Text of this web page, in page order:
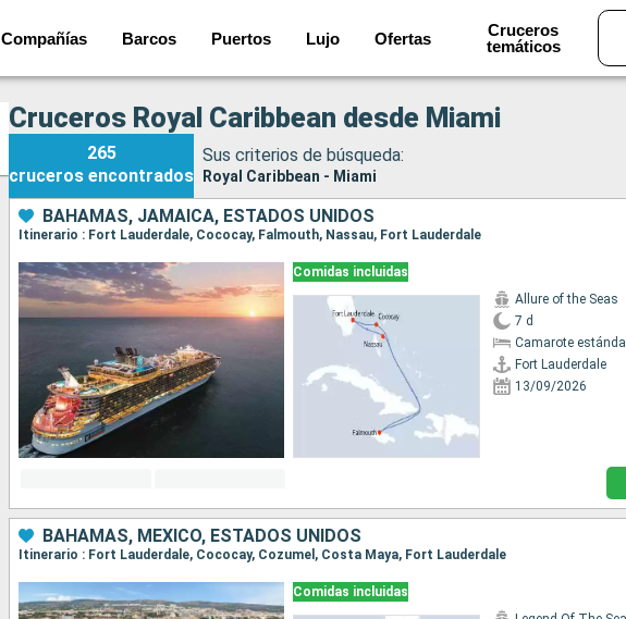
Compañías Barcos Puertos Lujo Ofertas
Cruceros
temáticos
Cruceros Royal Caribbean desde Miami
265
cruceros encontrados
Sus criterios de búsqueda:
Royal Caribbean - Miami
BAHAMAS, JAMAICA, ESTADOS UNIDOS
Itinerario : Fort Lauderdale, Cococay, Falmouth, Nassau, Fort Lauderdale
Comidas incluidas
Allure of the Seas
7 d
Camarote
Fort Lauderdale
13/09/2026
BAHAMAS, MÉXICO, ESTADOS UNIDOS
Itinerario : Fort Lauderdale, Cococay, Cozumel, Costa Maya, Fort Lauderdale
Comidas incluidas